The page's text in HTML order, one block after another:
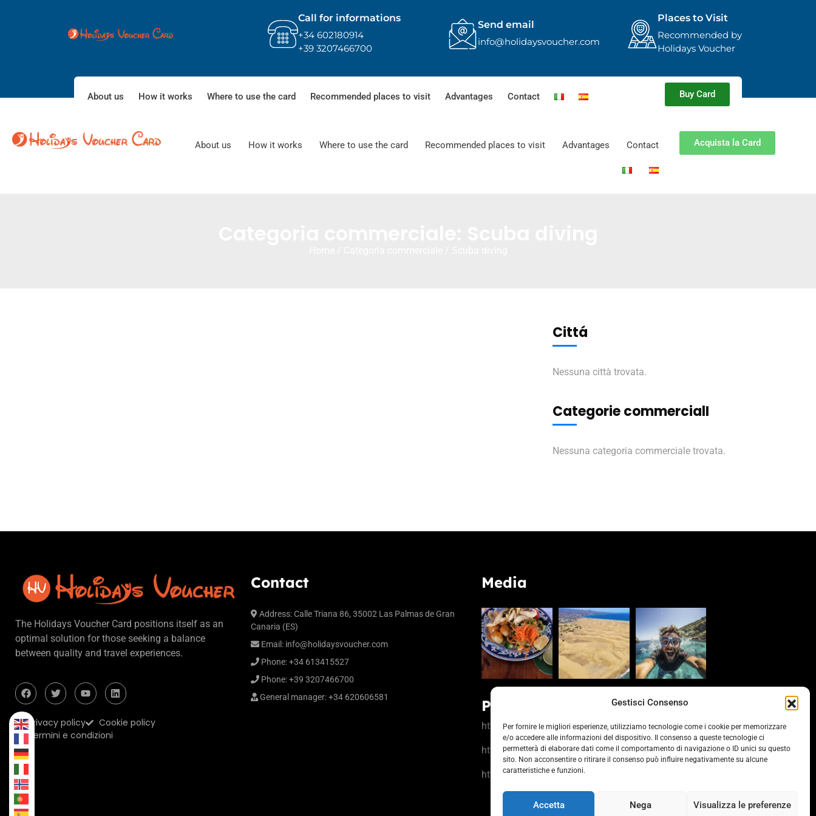
Gestisci Consenso
Per fornire le migliori esperienze, utilizziamo tecnologie come i cookie per memorizzare
e/o accedere alle informazioni del dispositivo. Il consenso a queste tecnologie ci
permetterà di elaborare dati come il comportamento di navigazione o ID unici su questo
sito. Non acconsentire o ritirare il consenso può influire negativamente su alcune
caratteristiche e funzioni.
Accetta Nega Visualizza le preferenze
Call for informations
+34 602180914
+39 3207466700
Send email
info@holidaysvoucher.com
Places to Visit
Recommended by
Holidays Voucher
About us How it works Where to use the card Recommended places to visit Advantages Contact Buy Card
About us How it works Where to use the card Recommended places to visit Advantages Contact Acquista la Card
Cittá
Nessuna città trovata.
Categorie commercialI
Nessuna categoria commerciale trovata.
The Holidays Voucher Card positions itself as an
optimal solution for those seeking a balance
between quality and travel experiences.
Privacy policy
Cookie policy
Termini e condizioni
Contact
Address:Calle Triana 86, 35002 Las Palmas de Gran
Canaria (ES)
Email: info@holidaysvoucher.com
Phone:+34 613415527
Phone:+39 3207466700
General manager:+34 620606581
Media
Partners
https://www.laprovinciacv.it/
https://www.civonline.it/
https://b-rewards.it/